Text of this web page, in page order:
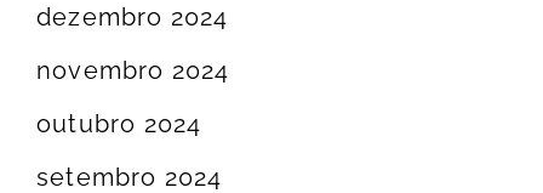
dezembro 2024
novembro 2024
outubro 2024
setembro 2024